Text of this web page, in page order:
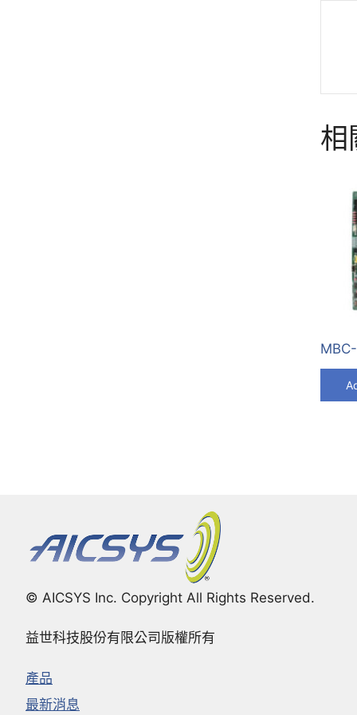
相
© AICSYS Inc. Copyright All Rights Reserved.
益世科技股份有限公司版權所有
產品
最新消息